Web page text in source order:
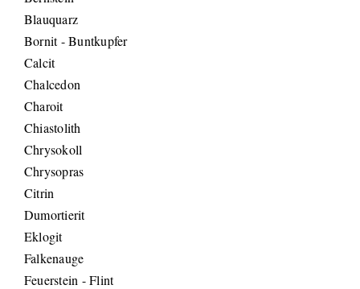
Blauquarz
Bornit - Buntkupfer
Calcit
Chalcedon
Charoit
Chiastolith
Chrysokoll
Chrysopras
Citrin
Dumortierit
Eklogit
Falkenauge
Feuerstein - Flint